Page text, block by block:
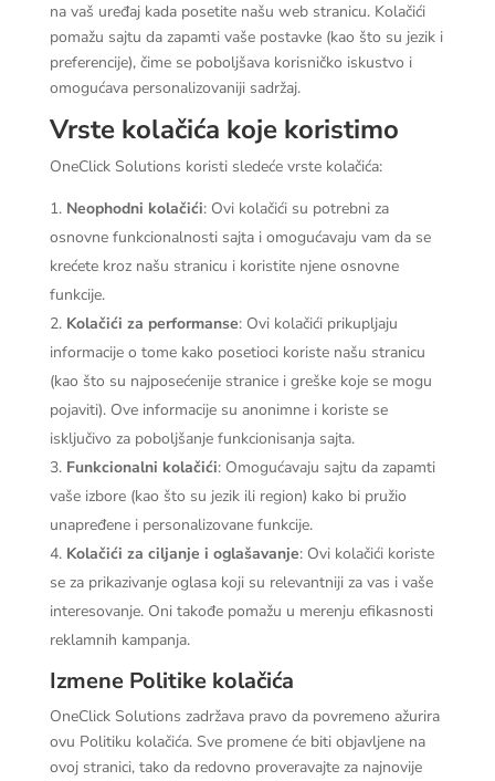
na vaš uređaj kada posetite našu web stranicu. Kolačići
pomažu sajtu da zapamti vaše postavke (kao što su jezik i
preferencije), čime se poboljšava korisničko iskustvo i
omogućava personalizovaniji sadržaj.
Vrste kolačića koje koristimo
OneClick Solutions koristi sledeće vrste kolačića:
Neophodni kolačići: Ovi kolačići su potrebni za
osnovne funkcionalnosti sajta i omogućavaju vam da se
krećete kroz našu stranicu i koristite njene osnovne
funkcije.
Kolačići za performanse: Ovi kolačići prikupljaju
informacije o tome kako posetioci koriste našu stranicu
(kao što su najposećenije stranice i greške koje se mogu
pojaviti). Ove informacije su anonimne i koriste se
isključivo za poboljšanje funkcionisanja sajta.
Funkcionalni kolačići: Omogućavaju sajtu da zapamti
vaše izbore (kao što su jezik ili region) kako bi pružio
unapređene i personalizovane funkcije.
Kolačići za ciljanje i oglašavanje: Ovi kolačići koriste
se za prikazivanje oglasa koji su relevantniji za vas i vaše
interesovanje. Oni takođe pomažu u merenju efikasnosti
reklamnih kampanja.
Izmene Politike kolačića
OneClick Solutions zadržava pravo da povremeno ažurira
ovu Politiku kolačića. Sve promene će biti objavljene na
ovoj stranici, tako da redovno proveravajte za najnovije